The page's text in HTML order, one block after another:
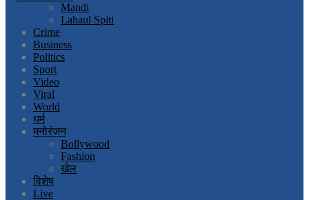
Mandi
Lahaul Spiti
Crime
Business
Politics
Sport
Video
Viral
World
धर्म
मनोरंजन
Bollywood
Fashion
खेल
विशेष
Live